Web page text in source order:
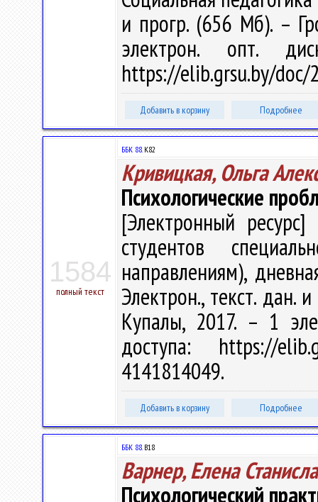
и прогр. (656 Мб). –
электрон. опт.
https://elib.grsu.by/doc/
Добавить в корзину Подробнее
1584
полный текст
ББК 88.К82
Кривицкая, Ольга
Психологические
[Электронный
студентов
направлениям),
Электрон., текст. дан.
Купалы, 2017. – 1
доступа: https://
4141814049.
Добавить в корзину Подробнее
ББК 88.В18
Варнер, Елена
Психологический